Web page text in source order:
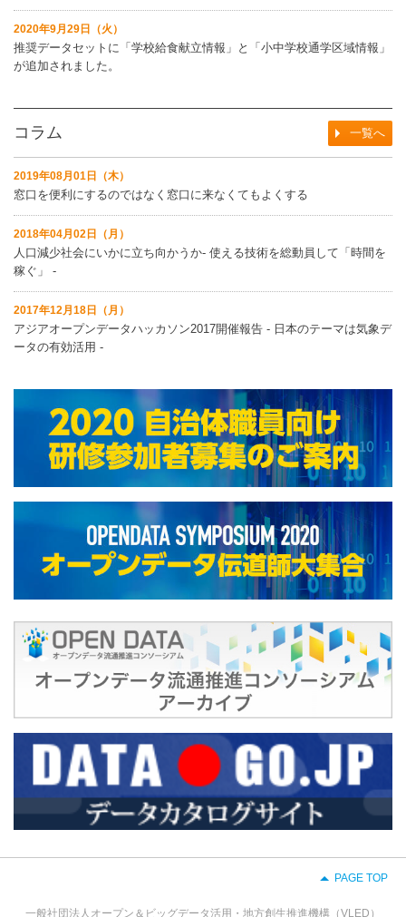
2020年9月29日（火）
推奨データセットに「学校給食献立情報」と「小中学校通学区域情報」
が追加されました。
コラム 一覧へ
2019年08月01日（木）
窓口を便利にするのではなく窓口に来なくてもよくする
2018年04月02日（月）
人口減少社会にいかに立ち向かうか‐ 使える技術を総動員して「時間を
稼ぐ」 ‐
2017年12月18日（月）
アジアオープンデータハッカソン2017開催報告 ‐ 日本のテーマは気象デ
ータの有効活用 ‐
PAGE TOP
一般社団法人オープン＆ビッグデータ活用・地方創生推進機構（VLED）